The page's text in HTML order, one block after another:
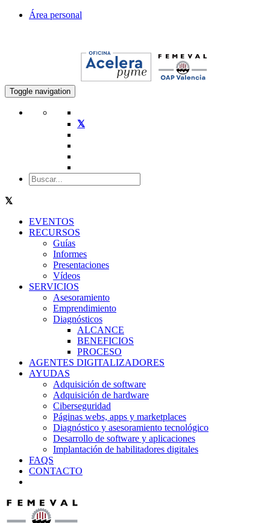
Área personal
Toggle navigation
EVENTOS
RECURSOS
Guías
Informes
Presentaciones
Vídeos
SERVICIOS
Asesoramiento
Emprendimiento
Diagnósticos
ALCANCE
BENEFICIOS
PROCESO
AGENTES DIGITALIZADORES
AYUDAS
Adquisición de software
Adquisición de hardware
Ciberseguridad
Páginas webs, apps y marketplaces
Diagnóstico y asesoramiento tecnológico
Desarrollo de software y aplicaciones
Implantación de habilitadores digitales
FAQS
CONTACTO